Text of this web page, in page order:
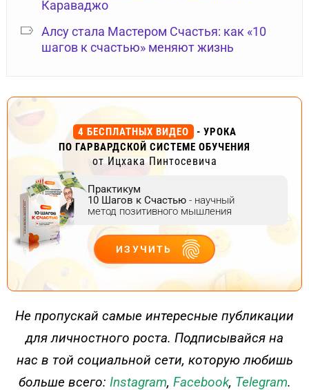
Караваджо
Алсу стала Мастером Счастья: как «10
шагов к счастью» меняют жизнь
4 БЕСПЛАТНЫХ ВИДЕО
- УРОКА
ПО ГАРВАРДСКОЙ СИСТЕМЕ ОБУЧЕНИЯ
от Ицхака Пинтосевича
Практикум
10 Шагов к Счастью - научный
метод позитивного мышления
ИЗУЧИТЬ
ДЕЙСТВУЙ
Не пропускай самые интересные публикации
для личностного роста. Подписывайся на
нас в той социальной сети, которую любишь
больше всего: Instagram, Facebook, Telegram.